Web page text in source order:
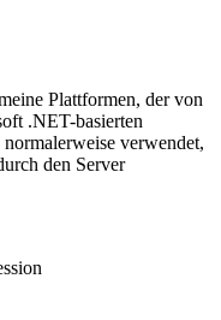
Plattformen, der von
.NET-basierten
verwendet,
den Server